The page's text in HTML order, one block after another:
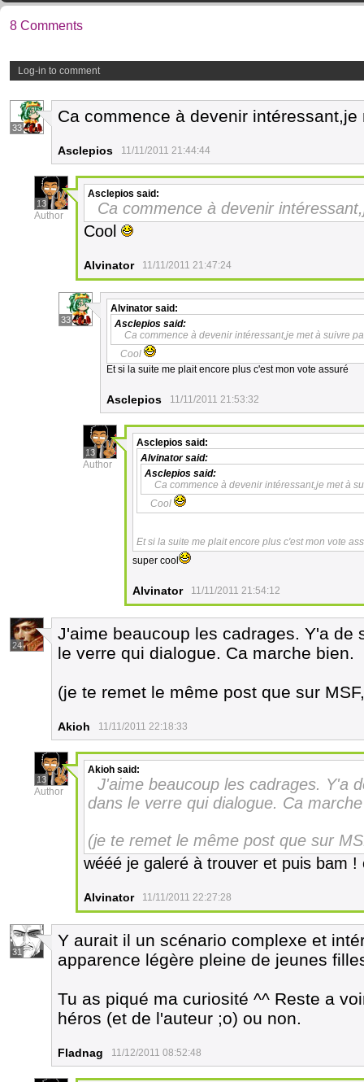
8 Comments
Log-in to comment
33
Ca commence à devenir
Asclepios 11/11/2011 21:44:44
13
Author
Asclepios said:
Ca commence à devenir
Cool
Alvinator 11/11/2011 21:47:24
33
Alvinator said:
Asclepios said:
Ca commence à devenir intéressant,je met à suivre
Cool
Et si la suite me plait encore plus c'est mon vote assuré
Asclepios 11/11/2011 21:53:32
13
Author
Asclepios said:
Alvinatorsaid:
Asclepios said:
Ca commence à devenir intéressant,je met à
Cool
Et si la suite me plait encore plus c'est mon vote
super cool
Alvinator 11/11/2011 21:54:12
24
J'aime beaucoup les cadrages. Y'a de
le verre qui dialogue. Ca marche bien.
(je te remet le même post que sur
Akioh 11/11/2011 22:18:33
13
Author
Akioh said:
J'aime beaucoup les cadrages. Y'a
dans le verre qui dialogue. Ca
(je te remet le même post que sur
wééé je galeré à trouver et puis bam
Alvinator 11/11/2011 22:27:28
31
Y aurait il un scénario complexe et
apparence légère pleine de jeunes
Tu as piqué ma curiosité ^^ Reste a
héros (et de l'auteur ;o) ou non.
Fladnag 11/12/2011 08:52:48